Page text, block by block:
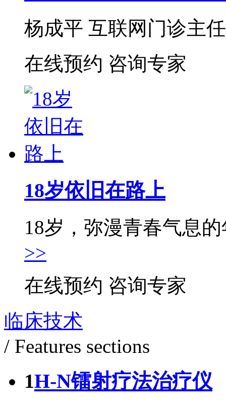
杨成平 互联网门诊主
在线预约 咨询专家
18岁依旧在路上
18岁，弥漫青春气息
>>
在线预约 咨询专家
临床技术
/ Features sections
1H-N镭射疗法治疗仪